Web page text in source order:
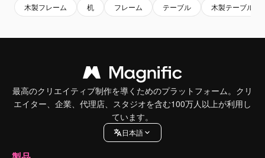
木製フレーム 机 フレーム テーブル 木製テーブル
最高のクリエイティブ制作を導くためのプラットフォーム。クリ
エイター、企業、代理店、スタジオを含む100万人以上が利用し
ています。
日本語